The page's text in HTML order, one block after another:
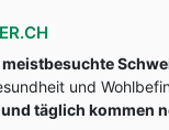
und
täglich kommen